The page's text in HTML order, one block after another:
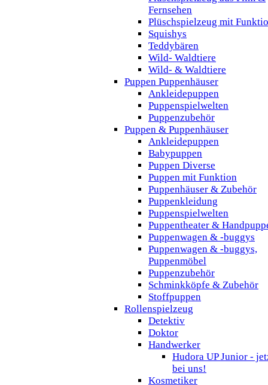
Fernsehen
Plüschspielzeug mit
Squishys
Teddybären
Wild- Waldtiere
Wild- & Waldtiere
Puppen Puppenhäuser
Ankleidepuppen
Puppenspielwelten
Puppenzubehör
Puppen & Puppenhäuser
Ankleidepuppen
Babypuppen
Puppen Diverse
Puppen mit Funktion
Puppenhäuser & Zubehör
Puppenkleidung
Puppenspielwelten
Puppentheater &
Puppenwagen & -buggys
Puppenwagen & -buggys,
Puppenmöbel
Puppenzubehör
Schminkköpfe & Zubehör
Stoffpuppen
Rollenspielzeug
Detektiv
Doktor
Handwerker
Hudora UP Junior -
bei uns!
Kosmetiker